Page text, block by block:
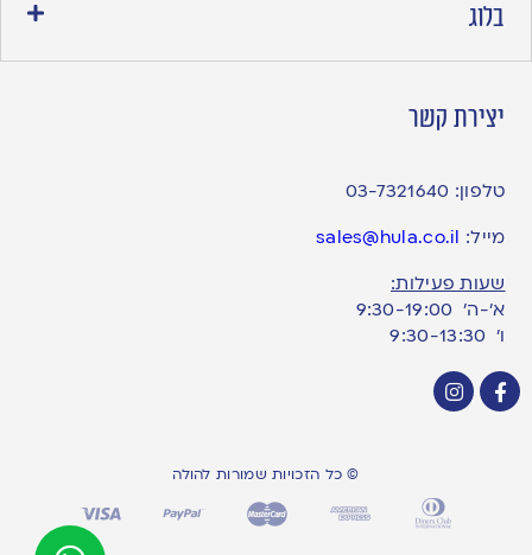
בלוג
יצירת קשר
טלפון: 03-7321640
מייל: sales@hula.co.il
שעות פעילות:
א’-ה’ 9:30-19:00
ו׳ 9:30-13:30
© כל הזכויות שמורות להולה